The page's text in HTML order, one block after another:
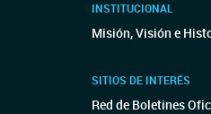
INSTITUCIONAL
Misión, Visión e
SITIOS DE INTERÉS
Red de Boletines